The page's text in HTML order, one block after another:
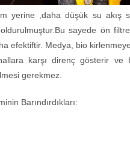
yerine ,daha düşük su akış
sayede ön
efektiftir. Medya, bio
karşı direnç gösterir ve
gerekmez.
Barındırdıkları: